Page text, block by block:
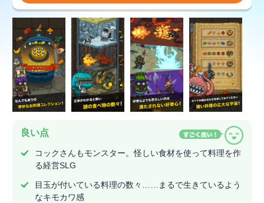
良い点
コックさんもモンスター。怪しい食材を使って料理を作
る経営SLG
目玉が付いている料理の数々……まるで生きているよう
なキモカワ感